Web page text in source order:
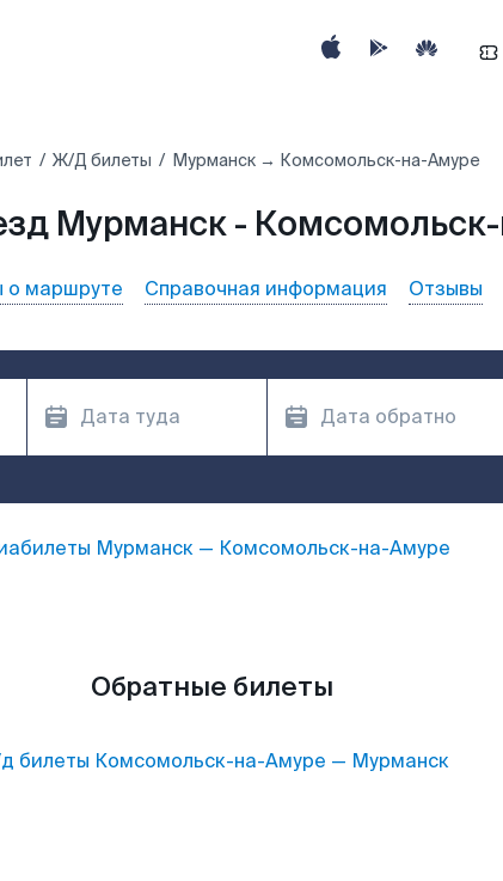
Ж/Д билеты Мурманск → Комсомольск-на-Амуре
Мурманск -
о маршруте Справочная информация Отзывы
Мурманск — Комсомольск-на-Амуре
Обратные билеты
билеты Комсомольск-на-Амуре — Мурманск